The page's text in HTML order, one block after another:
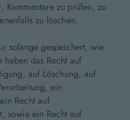
Kommentare zu prüfen, zu
zu löschen.
solange gespeichert, wie
haben das Recht auf
auf Löschung, auf
ein
Recht auf
sowie ein Recht auf